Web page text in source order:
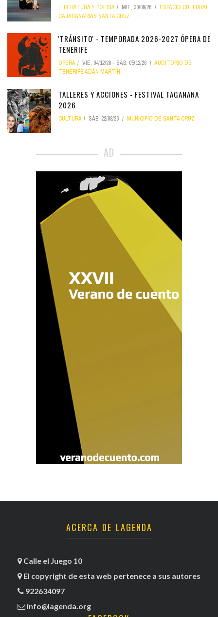
LITERATURA Y POESÍA MIÉ, 30/09/26
ESPACIO CULTURAL
CAJACANARIAS SANTA CRUZ
'TRÁNSITO' - TEMPORADA 2026-2027 ÓPERA DE
TENERIFE
ÓPERA VIE, 04/12/26 - SÁB, 05/12/26
AUDITORIO DE
TENERIFE ADÁN MARTÍN
TALLERES Y ACCIONES - FESTIVAL TAGANANA
2026
CULTURA SÁB, 22/08/26 MUNICIPIO DE SANTA CRUZ
AD
ACERCA DE LAGENDA
Calle el Juego 10
El copyright de esta web pertenece a sus autores
922634097
info@lagenda.org